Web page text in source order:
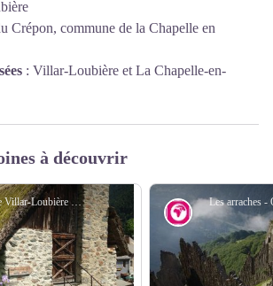
Crépon, commune de la Chapelle en
: Villar-Loubière et La Chapelle-en-
à découvrir
Géologie et